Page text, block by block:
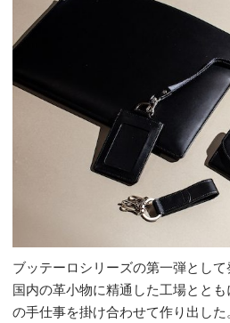
ブッテーロシリーズの第一弾として
国内の革小物に精通した工場とと
の手仕事を掛け合わせて作り出し